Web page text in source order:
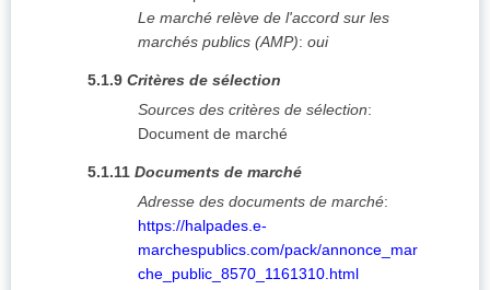
Le marché relève de l'accord sur les
marchés publics (AMP): oui
5.1.9 Critères de sélection
Sources des critères de sélection:
Document de marché
5.1.11 Documents de marché
Adresse des documents de marché:
https://halpades.e-
marchespublics.com/pack/annonce_mar
che_public_8570_1161310.html